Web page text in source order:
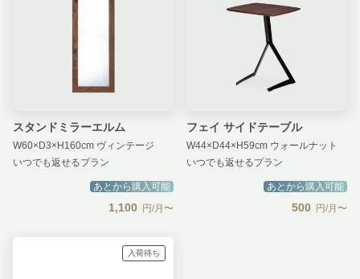
スタンドミラーエルム
W60×D3×H160cm ヴィンテージ
いつでも返せるプラン
あとから購入可能
1,100 円/月〜
フェイ サイドテーブル
W44×D44×H59cm ウォールナット
いつでも返せるプラン
あとから購入可能
500 円/月〜
入荷待ち